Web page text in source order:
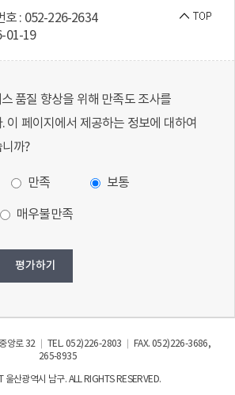
호 : 052-226-2634
01-19
품질 향상을 위해 만족도 조사를
이 페이지에서 제공하는 정보에 대하여
까?
만족 보통
매우불만족
앙로 32 │ TEL. 052)226-2803 │ FAX. 052)226-3686,
265-8935
울산광역시 남구. ALL RIGHTS RESERVED.